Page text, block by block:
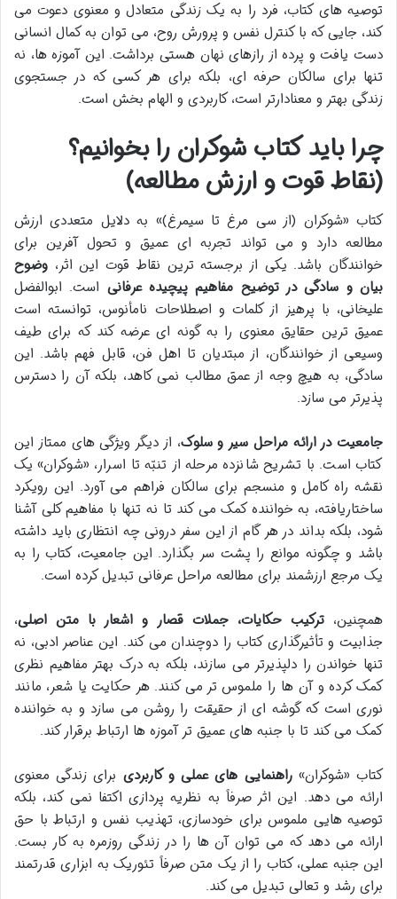
توصیه های کتاب، فرد را به یک زندگی متعادل و معنوی دعوت می
کند، جایی که با کنترل نفس و پرورش روح، می توان به کمال انسانی
دست یافت و پرده از رازهای نهان هستی برداشت. این آموزه ها، نه
تنها برای سالکان حرفه ای، بلکه برای هر کسی که در جستجوی
زندگی بهتر و معنادارتر است، کاربردی و الهام بخش است.
چرا باید کتاب شوکران را بخوانیم؟
(نقاط قوت و ارزش مطالعه)
کتاب «شوکران (از سی مرغ تا سیمرغ)» به دلایل متعددی ارزش
مطالعه دارد و می تواند تجربه ای عمیق و تحول آفرین برای
خوانندگان باشد. یکی از برجسته ترین نقاط قوت این اثر، وضوح
بیان و سادگی در توضیح مفاهیم پیچیده عرفانی است. ابوالفضل
علیخانی، با پرهیز از کلمات و اصطلاحات نامأنوس، توانسته است
عمیق ترین حقایق معنوی را به گونه ای عرضه کند که برای طیف
وسیعی از خوانندگان، از مبتدیان تا اهل فن، قابل فهم باشد. این
سادگی، به هیچ وجه از عمق مطالب نمی کاهد، بلکه آن را دسترس
پذیرتر می سازد.
جامعیت در ارائه مراحل سیر و سلوک، از دیگر ویژگی های ممتاز این
کتاب است. با تشریح شانزده مرحله از تنبّه تا اسرار، «شوکران» یک
نقشه راه کامل و منسجم برای سالکان فراهم می آورد. این رویکرد
ساختاریافته، به خواننده کمک می کند تا نه تنها با مفاهیم کلی آشنا
شود، بلکه بداند در هر گام از این سفر درونی چه انتظاری باید داشته
باشد و چگونه موانع را پشت سر بگذارد. این جامعیت، کتاب را به
یک مرجع ارزشمند برای مطالعه مراحل عرفانی تبدیل کرده است.
همچنین،ترکیب حکایات، جملات قصار و اشعار با متن اصلی،
جذابیت و تأثیرگذاری کتاب را دوچندان می کند. این عناصر ادبی، نه
تنها خواندن را دلپذیرتر می سازند، بلکه به درک بهتر مفاهیم نظری
کمک کرده و آن ها را ملموس تر می کنند. هر حکایت یا شعر، مانند
نوری است که گوشه ای از حقیقت را روشن می سازد و به خواننده
کمک می کند تا با جنبه های عمیق تر آموزه ها ارتباط برقرار کند.
کتاب «شوکران»راهنمایی های عملی و کاربردی برای زندگی معنوی
ارائه می دهد. این اثر صرفاً به نظریه پردازی اکتفا نمی کند، بلکه
توصیه هایی ملموس برای خودسازی، تهذیب نفس و ارتباط با حق
ارائه می دهد که می توان آن ها را در زندگی روزمره به کار بست.
این جنبه عملی، کتاب را از یک متن صرفاً تئوریک به ابزاری قدرتمند
برای رشد و تعالی تبدیل می کند.